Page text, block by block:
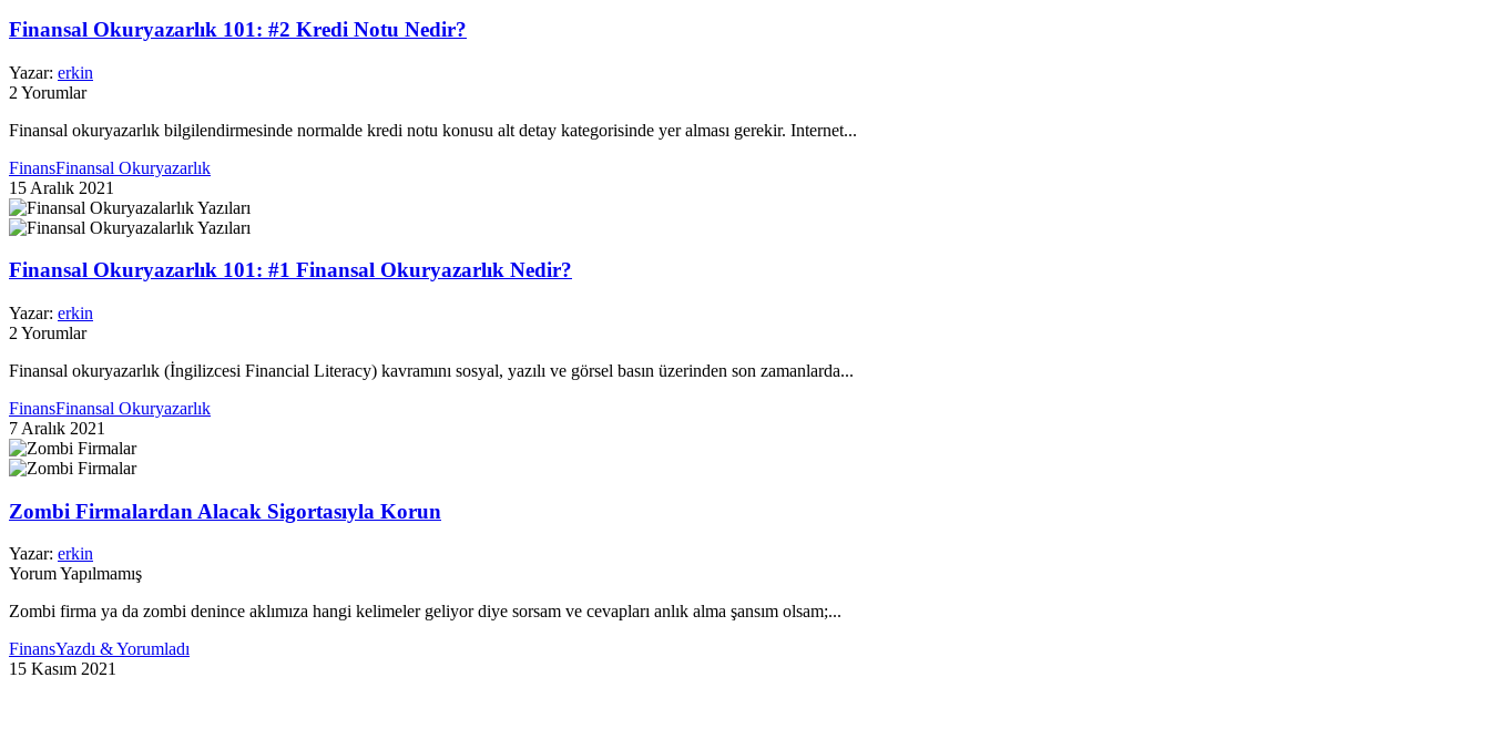
Finansal Okuryazarlık 101: #2 Kredi Notu Nedir?
Yazar: erkin
2 Yorumlar
Finansal okuryazarlık bilgilendirmesinde normalde kredi notu konusu alt detay kategorisinde yer alması gerekir. Internet...
FinansFinansal Okuryazarlık
15 Aralık 2021
Finansal Okuryazarlık 101: #1 Finansal Okuryazarlık Nedir?
Yazar: erkin
2 Yorumlar
Finansal okuryazarlık (İngilizcesi Financial Literacy) kavramını sosyal, yazılı ve görsel basın üzerinden son zamanlarda...
FinansFinansal Okuryazarlık
7 Aralık 2021
Zombi Firmalardan Alacak Sigortasıyla Korun
Yazar: erkin
Yorum Yapılmamış
Zombi firma ya da zombi denince aklımıza hangi kelimeler geliyor diye sorsam ve cevapları anlık alma şansım olsam;...
FinansYazdı & Yorumladı
15 Kasım 2021